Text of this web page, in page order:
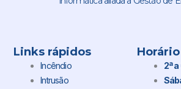
Links rápidos
Incêndio
Intrusão
Horário
2ª a